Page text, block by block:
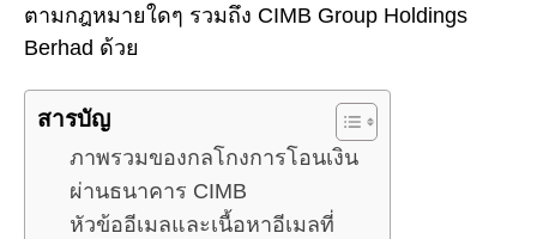
ตามกฎหมายใดๆ รวมถึง CIMB Group Holdings
Berhad ด้วย
สารบัญ
ภาพรวมของกลโกงการโอนเงิน
ผ่านธนาคาร CIMB
หัวข้ออีเมลและเนื้อหาอีเมลที่